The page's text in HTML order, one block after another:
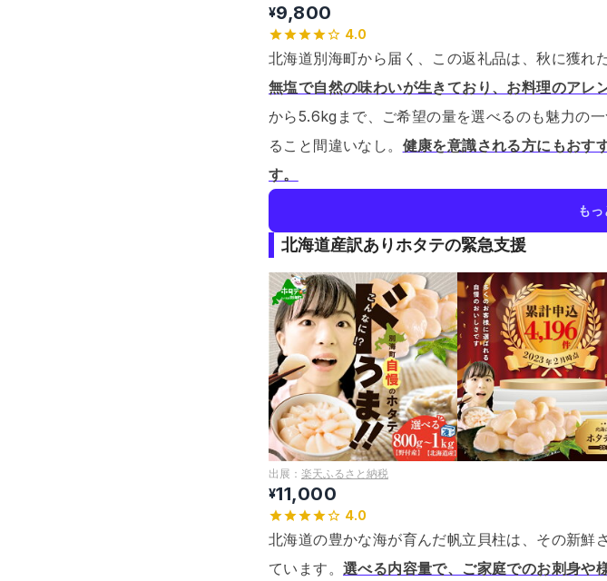
¥9,800
4.0
北海道別海町から届く、この返礼品は、秋に獲れ
無塩で自然の味わいが生きており、お料理のアレ
から5.6kgまで、ご希望の量を選べるのも魅力の一
ること間違いなし。 健康を意識される方にもおす
す。
もっ
北海道産訳ありホタテの緊急支援
出展： 楽天ふるさと納税
¥11,000
4.0
北海道の豊かな海が育んだ帆立貝柱は、その新鮮
ています。 選べる内容量で、ご家庭でのお刺身や